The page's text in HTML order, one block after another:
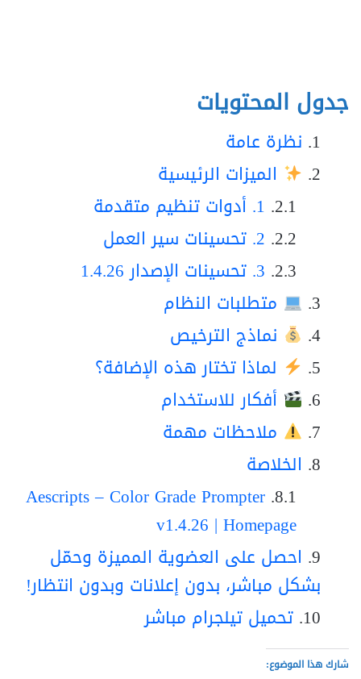
جدول المحتويات
نظرة عامة
الميزات الرئيسية
1. أدوات تنظيم متقدمة
2. تحسينات سير العمل
3. تحسينات الإصدار 1.4.26
متطلبات النظام
نماذج الترخيص
لماذا تختار هذه الإضافة؟
أفكار للاستخدام
ملاحظات مهمة
الخلاصة
Aescripts – Color Grade Prompter
v1.4.26 | Homepage
احصل على العضوية المميزة وحمّل
بشكل مباشر، بدون إعلانات وبدون انتظار!
تحميل تيلجرام مباشر
شارك هذا الموضوع: